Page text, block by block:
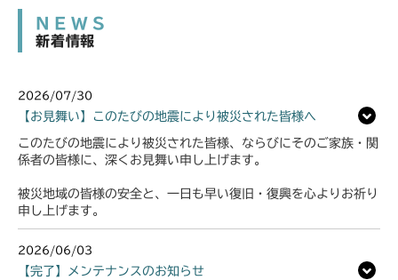
NEWS
新着情報
2026/07/30
【お見舞い】このたびの地震により被災された皆様へ
このたびの地震により被災された皆様、ならびにそのご家族・関
係者の皆様に、深くお見舞い申し上げます。
被災地域の皆様の安全と、一日も早い復旧・復興を心よりお祈り
申し上げます。
2026/06/03
【完了】メンテナンスのお知らせ